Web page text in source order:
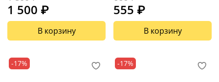
1 500 ₽
В корзину
555 ₽
В корзину
-17% -17%